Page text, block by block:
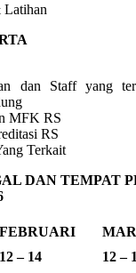
Latihan
dan Staff yang
MFK RS
RS
Terkait
DAN TEMPAT
FEBRUARI
12 – 14 12 –